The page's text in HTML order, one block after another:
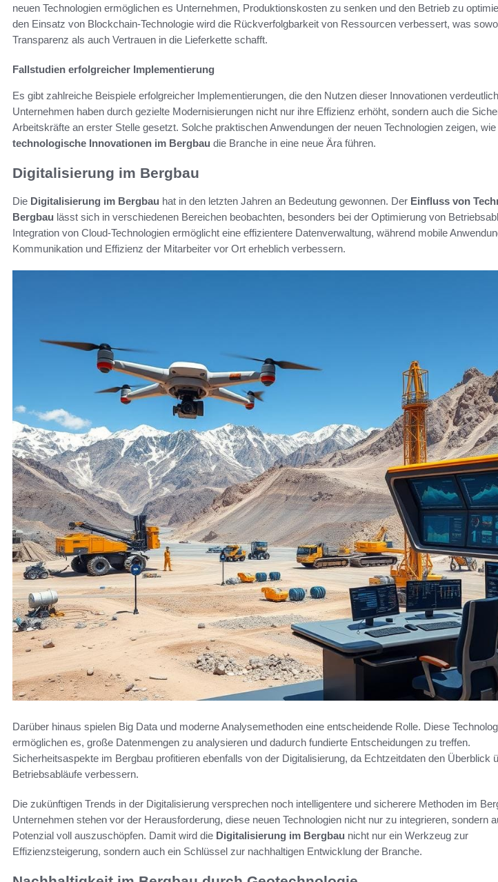
neuen Technologien ermöglichen es Unternehmen, Produktionskosten zu senken und den Betrieb zu
den Einsatz von Blockchain-Technologie wird die Rückverfolgbarkeit von Ressourcen verbessert, was
Transparenz als auch Vertrauen in die Lieferkette schafft.
Fallstudien erfolgreicher Implementierung
Es gibt zahlreiche Beispiele erfolgreicher Implementierungen, die den Nutzen dieser Innovationen
Unternehmen haben durch gezielte Modernisierungen nicht nur ihre Effizienz erhöht, sondern auch die
Arbeitskräfte an erster Stelle gesetzt. Solche praktischen Anwendungen der neuen Technologien zeigen, wie
technologische Innovationen im Bergbau die Branche in eine neue Ära führen.
Digitalisierung im Bergbau
Die Digitalisierung im Bergbau hat in den letzten Jahren an Bedeutung gewonnen. Der Einfluss von
Bergbau lässt sich in verschiedenen Bereichen beobachten, besonders bei der Optimierung von
Integration von Cloud-Technologien ermöglicht eine effizientere Datenverwaltung, während mobile
Kommunikation und Effizienz der Mitarbeiter vor Ort erheblich verbessern.
Darüber hinaus spielen Big Data und moderne Analysemethoden eine entscheidende Rolle. Diese
ermöglichen es, große Datenmengen zu analysieren und dadurch fundierte Entscheidungen zu treffen.
Sicherheitsaspekte im Bergbau profitieren ebenfalls von der Digitalisierung, da Echtzeitdaten den Überblick
Betriebsabläufe verbessern.
Die zukünftigen Trends in der Digitalisierung versprechen noch intelligentere und sicherere Methoden im
Unternehmen stehen vor der Herausforderung, diese neuen Technologien nicht nur zu integrieren, sondern
Potenzial voll auszuschöpfen. Damit wird die Digitalisierung im Bergbau nicht nur ein Werkzeug zur
Effizienzsteigerung, sondern auch ein Schlüssel zur nachhaltigen Entwicklung der Branche.